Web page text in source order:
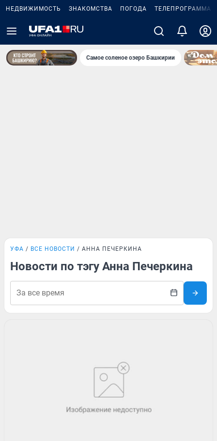
НЕДВИЖИМОСТЬ ЗНАКОМСТВА ПОГОДА ТЕЛЕПРОГРАММА
Самое соленое озеро Башкирии
УФА ВСЕ НОВОСТИ АННА ПЕЧЕРКИНА
Новости по тэгу Анна Печеркина